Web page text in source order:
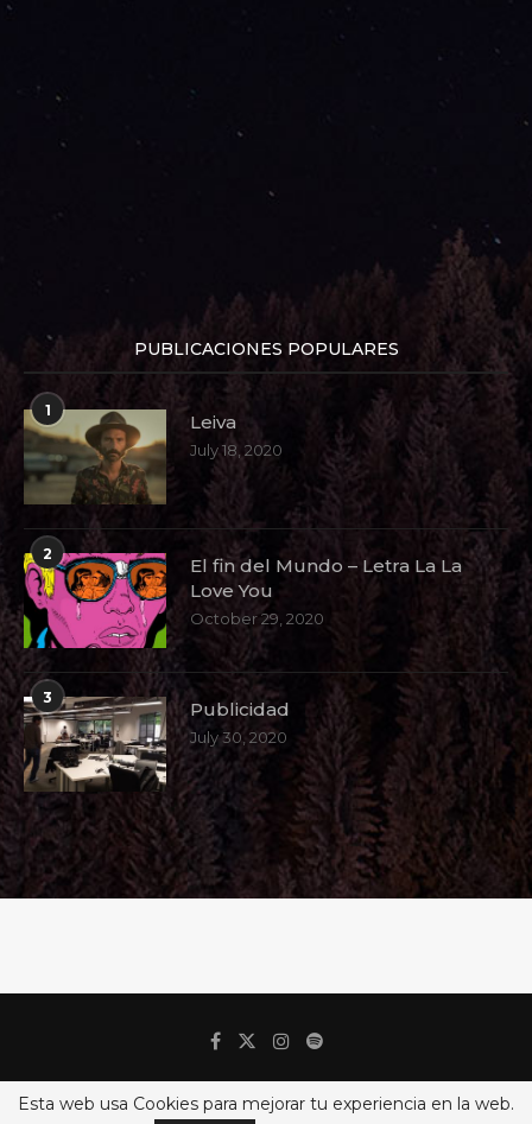
PUBLICACIONES POPULARES
1
Leiva
July 18, 2020
2
El fin del Mundo – Letra La La
Love You
October 29, 2020
3
Publicidad
July 30, 2020
Esta web usa Cookies para mejorar tu experiencia en la web.